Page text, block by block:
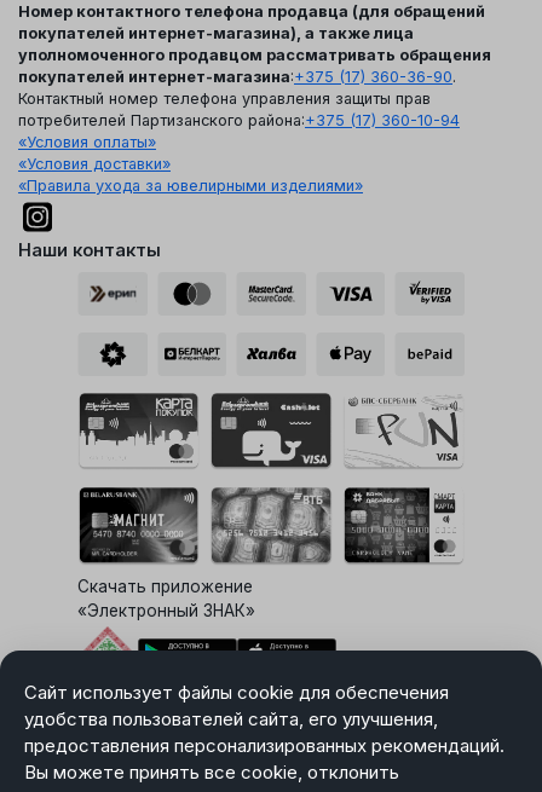
Сайт использует файлы cookie для обеспечения
удобства пользователей сайта, его улучшения,
предоставления персонализированных рекомендаций.
Вы можете принять все cookie, отклонить
Номер контактного телефона продавца (для обращений
покупателей интернет-магазина), а также лица
уполномоченного продавцом рассматривать обращения
покупателей интернет-магазина:+375 (17) 360-36-90.
Контактный номер телефона управления защиты прав
потребителей Партизанского района:+375 (17) 360-10-94
«Условия оплаты»
«Условия доставки»
«Правила ухода за ювелирными изделиями»
Наши контакты
Скачать приложение
«Электронный ЗНАК»
Выбор настроек Cookie